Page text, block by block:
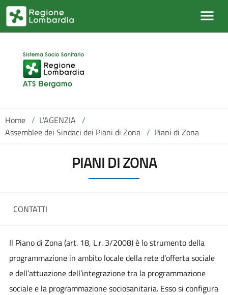
Salta al contenuto principale
Home / L'AGENZIA /
Assemblee dei Sindaci dei Piani di Zona / Piani di Zona
PIANI DI ZONA
CONTATTI
Il Piano di Zona (art. 18, L.r. 3/2008) è lo strumento della
programmazione in ambito locale della rete d’offerta sociale
e dell’attuazione dell’integrazione tra la programmazione
sociale e la programmazione sociosanitaria. Esso si configura